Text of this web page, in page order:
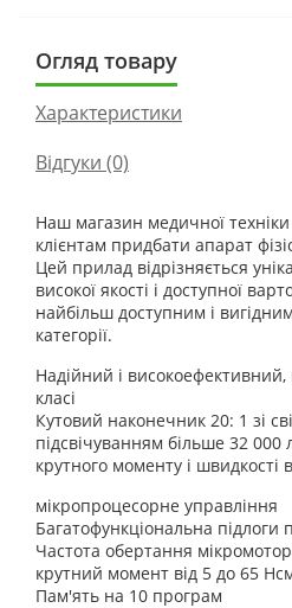
Огляд товару
Характеристики
Відгуки (0)
Наш магазин медичної
клієнтам придбати апарат
Цей прилад відрізняється
високої якості і доступної
найбільш доступним і
категорії.
Надійний і
класі
Кутовий наконечник 20: 1 зі
підсвічуванням більше 32 000
крутного моменту і швидкості
мікропроцесорне управління
Багатофункціональна підлоги
Частота обертання
крутний момент від 5 до 65
Пам'ять на 10 програм